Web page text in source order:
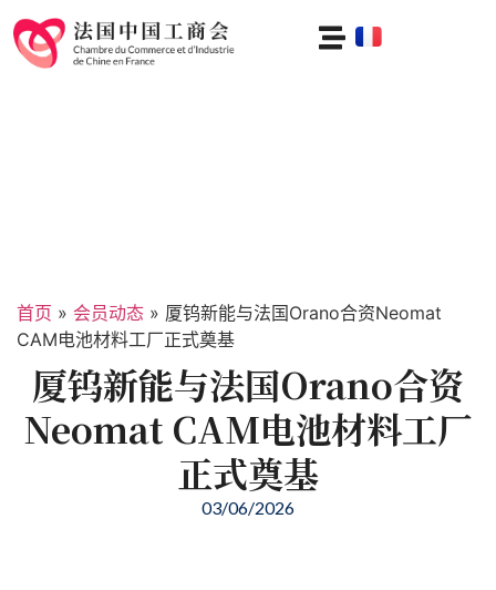
首页 » 会员动态 » 厦钨新能与法国Orano合资Neomat
CAM电池材料工厂正式奠基
厦钨新能与法国Orano合资
Neomat CAM电池材料工厂
正式奠基
03/06/2026